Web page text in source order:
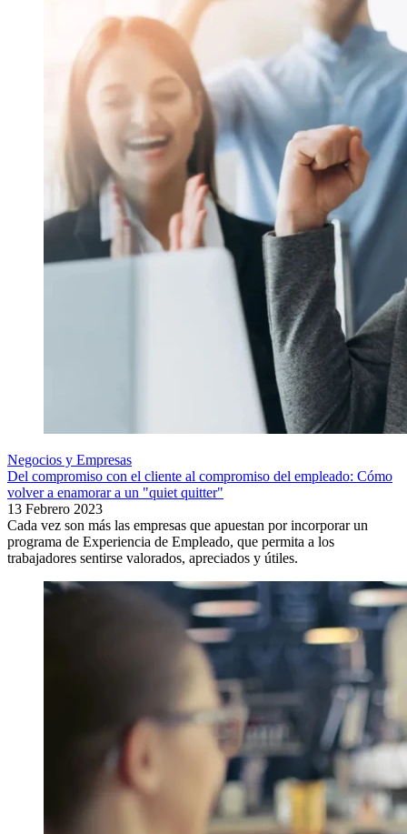
Negocios y Empresas
Del compromiso con el cliente al compromiso del empleado: Cómo
volver a enamorar a un "quiet quitter"
13 Febrero 2023
Cada vez son más las empresas que apuestan por incorporar un
programa de Experiencia de Empleado, que permita a los
trabajadores sentirse valorados, apreciados y útiles.